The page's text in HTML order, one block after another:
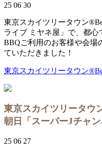
25 06 30
東京スカイツリータウン
ライブ ミヤネ屋」で、都
BBQご利用のお客様や会場
ていただきました！
東京スカイツリータウン
東京スカイツリータウ
朝日「スーパーJチャ
25 06 27